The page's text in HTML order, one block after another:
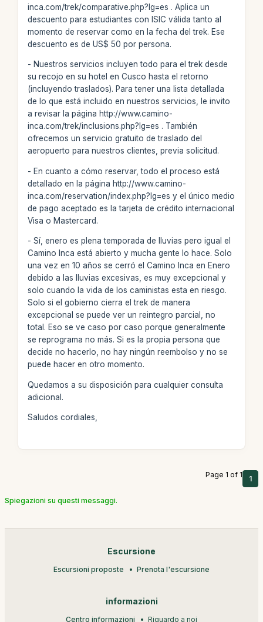
inca.com/trek/comparative.php?lg=es . Aplica un
descuento para estudiantes con ISIC válida tanto al
momento de reservar como en la fecha del trek. Ese
descuento es de US$ 50 por persona.
- Nuestros servicios incluyen todo para el trek desde
su recojo en su hotel en Cusco hasta el retorno
(incluyendo traslados). Para tener una lista detallada
de lo que está incluido en nuestros servicios, le invito
a revisar la página http://www.camino-
inca.com/trek/inclusions.php?lg=es . También
ofrecemos un servicio gratuito de traslado del
aeropuerto para nuestros clientes, previa solicitud.
- En cuanto a cómo reservar, todo el proceso está
detallado en la página http://www.camino-
inca.com/reservation/index.php?lg=es y el único medio
de pago aceptado es la tarjeta de crédito internacional
Visa o Mastercard.
- Sí, enero es plena temporada de lluvias pero igual el
Camino Inca está abierto y mucha gente lo hace. Solo
una vez en 10 años se cerró el Camino Inca en Enero
debido a las lluvias excesivas, es muy excepcional y
solo cuando la vida de los caministas esta en riesgo.
Solo si el gobierno cierra el trek de manera
excepcional se puede ver un reintegro parcial, no
total. Eso se ve caso por caso porque generalmente
se reprograma no más. Si es la propia persona que
decide no hacerlo, no hay ningún reembolso y no se
puede hacer en otro momento.
Quedamos a su disposición para cualquier consulta
adicional.
Saludos cordiales,
Page 1 of 1 1
Spiegazioni su questi messaggi.
Escursione
Escursioni proposte Prenota l'escursione
informazioni
Centro informazioni Riguardo a noi